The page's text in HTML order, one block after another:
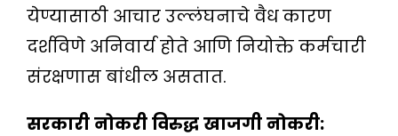
येण्यासाठी आचार उल्लंघनाचे वैध कारण
दर्शविणे अनिवार्य होते आणि नियोक्ते कर्मचारी
संरक्षणास बांधील असतात.
सरकारीनोकरीविरुद्धखाजगीनोकरी: